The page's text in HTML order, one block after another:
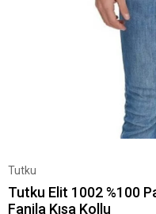
Tutku
Tutku Elit 1002 %100
Fanila Kısa Kollu